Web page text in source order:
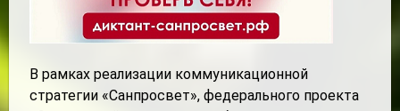
В рамках реализации коммуникационной
стратегии «Санпросвет», федерального проекта